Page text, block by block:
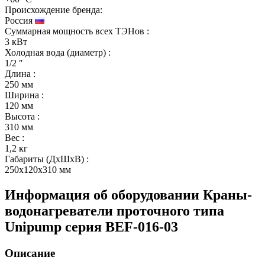
Происхождение бренда:
Россия
Суммарная мощность всех ТЭНов :
3 кВт
Холодная вода (диаметр) :
1/2 ″
Длина :
250 мм
Ширина :
120 мм
Высота :
310 мм
Вес :
1,2 кг
Габариты (ДхШхВ) :
250x120x310 мм
Информация об оборудовании Краны-
водонагреватели проточного типа
Unipump серия BEF-016-03
Описание